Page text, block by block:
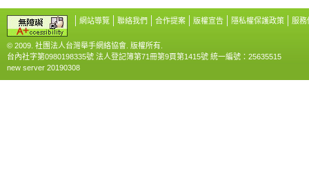
網站導覽 聯絡我們 合作提案 版權宣告 隱私權保護政策 服務
© 2009. 社團法人台灣舉手網絡協會. 版權所有.
台內社字第0980198335號 法人登記簿第71冊第9頁第1415號 統一編號：25635515
new server 20190308